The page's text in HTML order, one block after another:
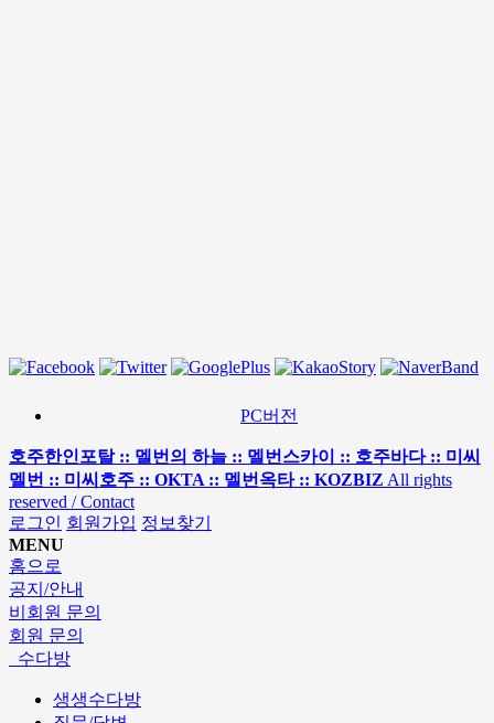
PC버전
호주한인포탈 :: 멜번의 하늘 :: 멜번스카이 :: 호주바다 :: 미씨
멜번 :: 미씨호주 :: OKTA :: 멜번옥타 :: KOZBIZ All rights
reserved / Contact
로그인 회원가입 정보찾기
MENU
홈으로
공지/안내
비회원 문의
회원 문의
수다방
생생수다방